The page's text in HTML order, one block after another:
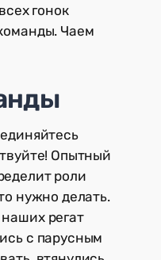
гонок
Чаем
Опытный
роли
нужно делать.
регат
с парусным